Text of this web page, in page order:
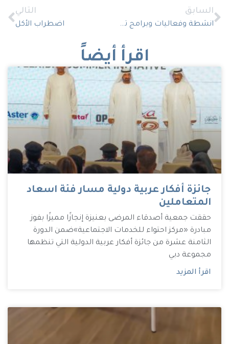
السابق
انشطة وفعاليات وبرامج تهتم بتحسين الصحة النفسية لدى مرضى مركز احتواء
التالي
اضطراب الأكل
اقرأ أيضاً
جائزة أفكار عربية دولية مسار فئة اسعاد
المتعاملين
حققت جمعية أصدقاء المرضى بعنيزة إنجازًا مميزًا بفوز
مبادرة «مركز احتواء للخدمات الاجتماعية»ضمن الدورة
الثامنة عشرة من جائزة أفكار عربية الدولية التي تنظمها
مجموعة دبي
اقرأ المزيد